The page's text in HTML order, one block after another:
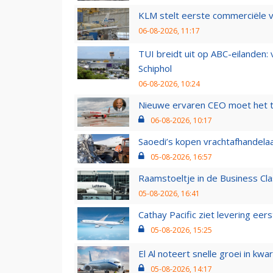
KLM stelt eerste commerciële
06-08-2026, 11:17
TUI breidt uit op ABC-
Schiphol
06-08-2026, 10:24
Nieuwe ervaren CEO moet het
06-08-2026, 10:17
Saoedi’s kopen
05-08-2026, 16:57
Raamstoeltje in de Business
05-08-2026, 16:41
Cathay Pacific ziet levering
05-08-2026, 15:25
El Al noteert snelle groei in
05-08-2026, 14:17